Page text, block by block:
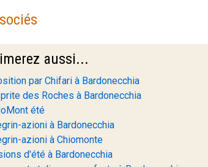
aussi...
par Chifari à Bardonecchia
des Roches à Bardonecchia
été
azioni à Bardonecchia
azioni à Chiomonte
d'été à Bardonecchia